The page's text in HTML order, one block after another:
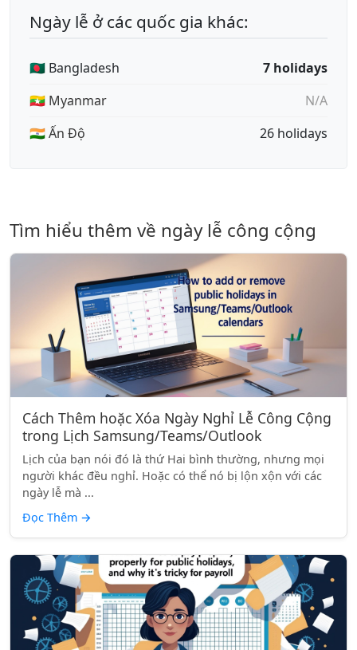
Ngày lễ ở các quốc gia khác:
🇧🇩 Bangladesh
7 holidays
🇲🇲 Myanmar
N/A
🇮🇳 Ấn Độ
26 holidays
Tìm hiểu thêm về ngày lễ công cộng
Cách Thêm hoặc Xóa Ngày Nghỉ Lễ Công Cộng
trong Lịch Samsung/Teams/Outlook
Lịch của bạn nói đó là thứ Hai bình thường, nhưng mọi
người khác đều nghỉ. Hoặc có thể nó bị lộn xộn với các
ngày lễ mà ...
Đọc Thêm →